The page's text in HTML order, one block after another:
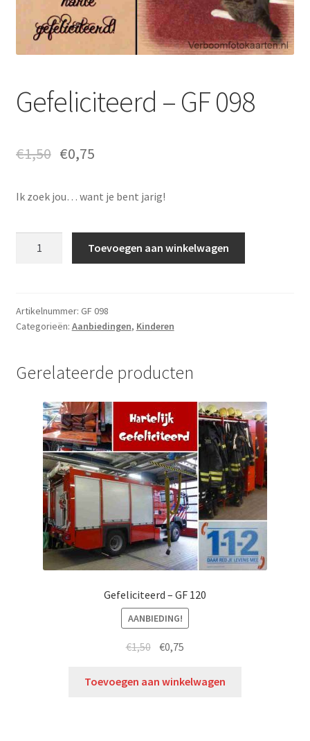
Gefeliciteerd – GF 098
€1,50 €0,75
Ik zoek jou… want je bent jarig!
aantal
Toevoegen aan winkelwagen
Artikelnummer: GF 098
Categorieën: Aanbiedingen, Kinderen
Gerelateerde producten
Gefeliciteerd – GF 120
AANBIEDING!
€1,50 €0,75
Toevoegen aan winkelwagen